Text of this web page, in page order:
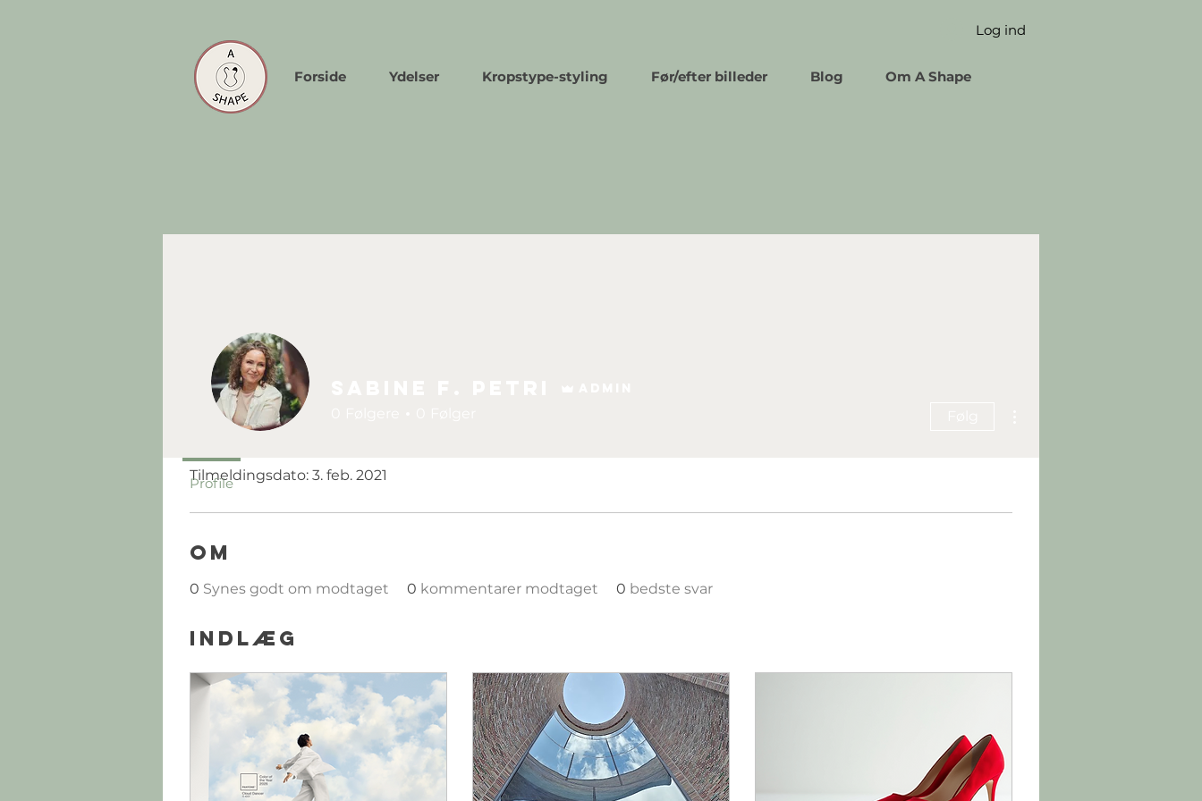
Log ind
Forside Ydelser Kropstype-styling Før/efter billeder Blog Om A Shape
Profil
Tilmeldingsdato: 3. feb. 2021
Om
0 Synes godt om modtaget 0 kommentarer modtaget 0 bedste svar
Indlæg
Profile